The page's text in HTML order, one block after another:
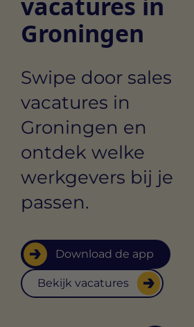
Groningen
Swipe door sales
vacatures in
Groningen en
ontdek welke
werkgevers bij je
passen.
Download de app
Bekijk vacatures